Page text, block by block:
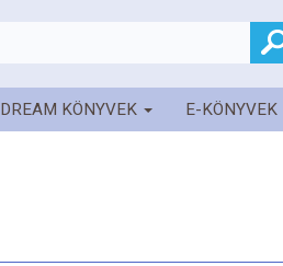
DREAM KÖNYVEK E-KÖNYVEK